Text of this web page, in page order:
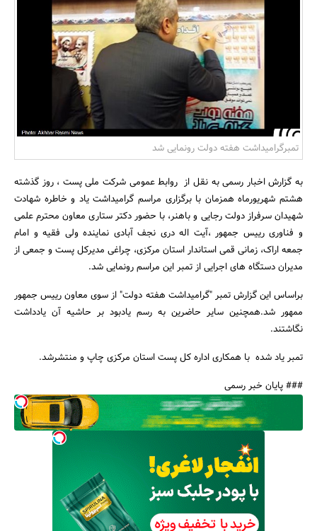
بانک، بیمه و سرمایه
مسکن و ساختمان
جستجو
تمبرگرامیداشت هفته دولت رونمایی شد
به گزارش اخبار رسمی به نقل از روابط عمومی شرکت ملی پست ، روز گذشته
هشتم شهریورماه همزمان با برگزاری مراسم گرامیداشت یاد و خاطره شهادت
شهیدان سرفراز دولت رجایی و باهنر، با حضور دکتر ستاری معاون محترم علمی
و فناوری رییس جمهور ،آیت اله دری نجف آبادی نماینده ولی فقیه و امام
جمعه اراک، زمانی قمی استاندار استان مرکزی، چراغی مدیرکل پست و جمعی از
مدیران دستگاه های اجرایی از تمبر این مراسم رونمایی شد.
براساس این گزارش تمبر "گرامیداشت هفته دولت" از سوی معاون رییس جمهور
ممهور شد.همچنین سایر حاضرین به رسم یادبود بر حاشیه آن یادداشت
نگاشتند.
تمبر یاد شده با همکاری اداره کل پست استان مرکزی چاپ و منتشرشد.
### پایان خبر رسمی